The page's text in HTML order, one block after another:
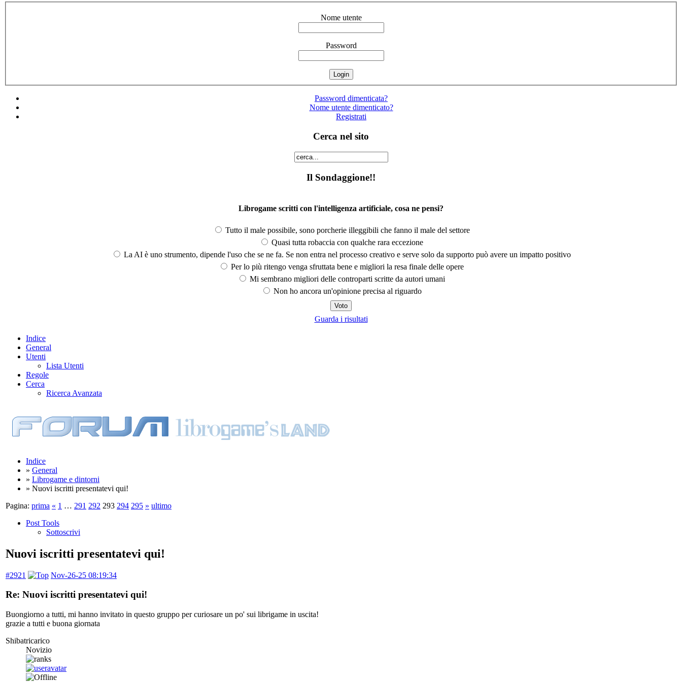
Nome utente
Password
Password dimenticata?
Nome utente dimenticato?
Registrati
Cerca nel sito
Il Sondaggione!!
Librogame scritti con l'intelligenza artificiale, cosa ne pensi?
Tutto il male possibile, sono porcherie illeggibili che fanno il male del settore
Quasi tutta robaccia con qualche rara eccezione
La AI è uno strumento, dipende l'uso che se ne fa. Se non entra nel processo creativo e serve solo da supporto può avere un impatto positivo
Per lo più ritengo venga sfruttata bene e migliori la resa finale delle opere
Mi sembrano migliori delle controparti scritte da autori umani
Non ho ancora un'opinione precisa al riguardo
Guarda i risultati
Indice
General
Utenti
Lista Utenti
Regole
Cerca
Ricerca Avanzata
Indice
» General
» Librogame e dintorni
» Nuovi iscritti presentatevi qui!
Pagina: prima « 1 … 291 292 293 294 295 » ultimo
Post Tools
Sottoscrivi
Nuovi iscritti presentatevi qui!
#2921 Nov-26-25 08:19:34
Re: Nuovi iscritti presentatevi qui!
Buongiorno a tutti, mi hanno invitato in questo gruppo per curiosare un po' sui librigame in uscita!
grazie a tutti e buona giornata
Shibatricarico
Novizio